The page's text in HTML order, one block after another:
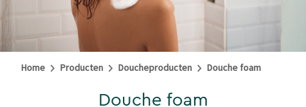
Home Producten Doucheproducten Douche foam
Douche foam